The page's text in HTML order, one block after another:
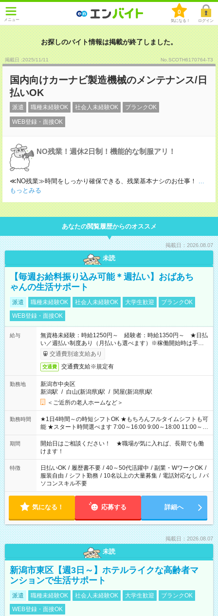
メニュー
0
気になる！ ログイン
お探しのバイト情報は掲載が終了しました。
掲載日 :2025/11/11 No.SCOTH6170764-T3
国内向けカーナビ製造機械のメンテナンス/日
払いOK
派遣 職種未経験OK 社会人未経験OK ブランクOK
WEB登録・面接OK
NO残業！週休2日制！機能的な制服アリ！
≪NO残業≫時間をしっかり確保できる、残業基本ナシのお仕事！
...
もっとみる
あなたの閲覧履歴からのオススメ
掲載日：2026.08.07
未読
【毎週お給料振り込み可能＊週払い】おばあち
ゃんの生活サポート
派遣 職種未経験OK 社会人未経験OK 大学生歓迎
ブランクOK
WEB登録・面接OK
給与
無資格未経験：時給1250円～ 経験者：時給1350円～ ★日払
い／週払い制度あり（月払いも選べます）※稼働開始時は手続き
完了次第のお支払いとなります。
交通費別途支給あり
交通費 交通費支給※規定有
勤務地
新潟市中央区
新潟駅 / 白山(新潟県)駅 / 関屋(新潟県)駅
＜ご近所の老人ホームなど＞
勤務時間
★1日4時間～の時短シフトOK ★もちろんフルタイムシフトも可
能 ★スタート時間選べます 7:00～16:00 9:00～18:00 11:00～
20:00 など 残業なし！ ※Wワークの場合、他のお仕事と合わせ
週40時間超の就業はご案内できません ※法令に基づき、週20時
間以上勤務は社会保険への加入対象となります ※労働者派遣法
（日雇い派遣の原則禁止）により、短時間・短期間の就業はご
案内が難しい場合があります
期間
開始日はご相談ください！ ★職場が気に入れば、長期でも働
けます！
特徴 日払いOK / 履歴書不要 / 40～50代活躍中 / 副業・WワークOK /
服装自由 / シフト勤務 / 10名以上の大量募集 / 電話対応なし / パ
ソコンスキル不要
気になる！ 応募する 詳細へ
掲載日：2026.08.07
未読
新潟市東区【週3日～】ホテルライクな高齢者マ
ンションで生活サポート
派遣 職種未経験OK 社会人未経験OK 大学生歓迎
ブランクOK
WEB登録・面接OK